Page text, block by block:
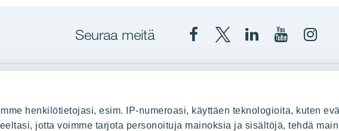
henkilötietojasi, esim. IP-numeroasi, käyttäen teknologioita, kuten
jotta voimme tarjota personoituja mainoksia ja sisältöjä, tehdä
Seuraa meitä
YITYITCorporation
YIT
Tietoa YIT:stä
Myytävät asunnot